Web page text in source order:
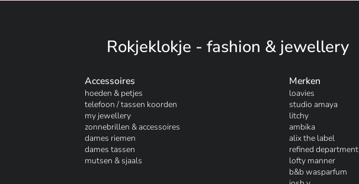
Rokjeklokje - fashion & jewellery
Accessoires
hoeden & petjes
telefoon / tassen koorden
my jewellery
zonnebrillen & accessoires
dames riemen
dames tassen
mutsen & sjaals
Merken
loavies
studio amaya
litchy
ambika
alix the label
refined department
lofty manner
b&b wasparfum